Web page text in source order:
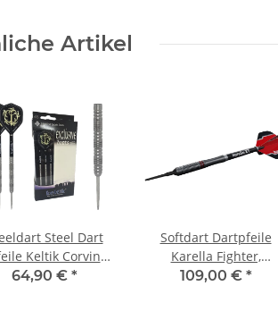
Artikel
Steel Dart
Keltik Corvin
- 90% Tungsten
64,90 € *
Softdart Dartpfeile
Karella Fighter,
schwarz, 90% Tungsten
109,00 € *